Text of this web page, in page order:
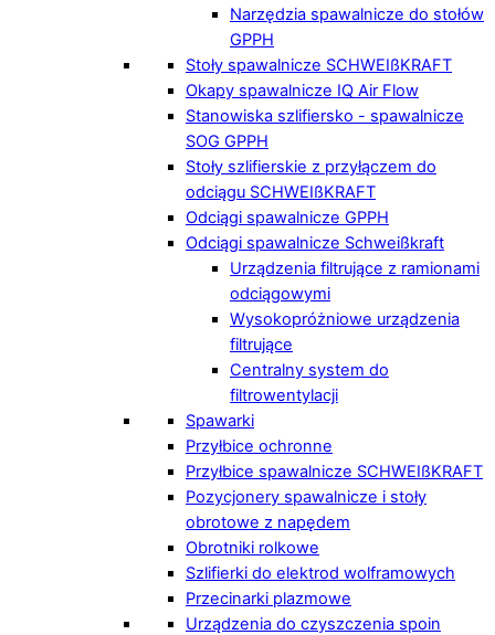
Narzędzia spawalnicze do stołów
GPPH
Stoły spawalnicze SCHWEIßKRAFT
Okapy spawalnicze IQ Air Flow
Stanowiska szlifiersko - spawalnicze
SOG GPPH
Stoły szlifierskie z przyłączem do
odciągu SCHWEIßKRAFT
Odciągi spawalnicze GPPH
Odciągi spawalnicze Schweißkraft
Urządzenia filtrujące z ramionami
odciągowymi
Wysokopróżniowe urządzenia
filtrujące
Centralny system do
filtrowentylacji
Spawarki
Przyłbice ochronne
Przyłbice spawalnicze SCHWEIßKRAFT
Pozycjonery spawalnicze i stoły
obrotowe z napędem
Obrotniki rolkowe
Szlifierki do elektrod wolframowych
Przecinarki plazmowe
Urządzenia do czyszczenia spoin